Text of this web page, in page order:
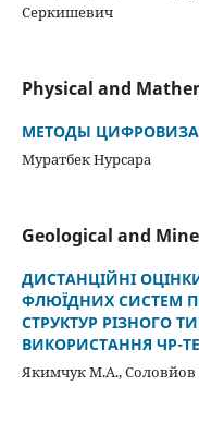
Серкишевич
Physical and
МЕТОДЫ
Муратбек Нурсара
Geological and
ДИСТАНЦІЙНІ
ФЛЮЇДНИХ СИСТЕМ
СТРУКТУР РІЗНОГО
ВИКОРИСТАННЯ ЧР-
Якимчук М.А., Соловйов